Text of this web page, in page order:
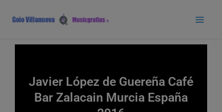
contenido
Javier López de Guereña Café
Bar Zalacain Murcia España